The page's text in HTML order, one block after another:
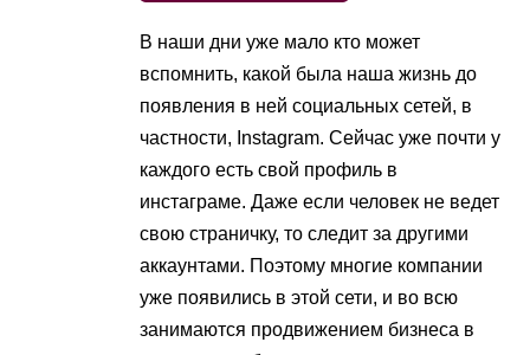
В наши дни уже мало кто может
вспомнить, какой была наша жизнь до
появления в ней социальных сетей, в
частности, Instagram. Сейчас уже почти у
каждого есть свой профиль в
инстаграме. Даже если человек не ведет
свою страничку, то следит за другими
аккаунтами. Поэтому многие компании
уже появились в этой сети, и во всю
занимаются продвижением бизнеса в